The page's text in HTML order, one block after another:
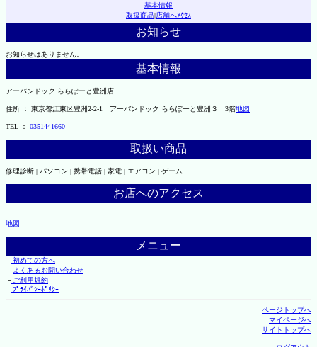
基本情報
取扱商品|店舗へｱｸｾｽ
お知らせ
お知らせはありません。
基本情報
アーバンドック ららぽーと豊洲店
住所 ： 東京都江東区豊洲2-2-1 アーバンドック ららぽーと豊洲３ 3階地図
TEL ： 0351441660
取扱い商品
修理診断 | パソコン | 携帯電話 | 家電 | エアコン | ゲーム
お店へのアクセス
地図
メニュー
├初めての方へ
├ よくあるお問い合わせ
├ご利用規約
└ﾌﾟﾗｲﾊﾞｼｰﾎﾟﾘｼｰ
ページトップへ
マイページへ
サイトトップへ